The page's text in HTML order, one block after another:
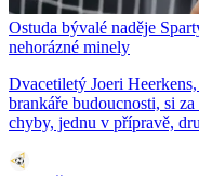
Ostuda bývalé naděje
nehorázné minely
Dvacetiletý Joeri
brankáře budoucnosti, si
chyby, jednu v přípravě,